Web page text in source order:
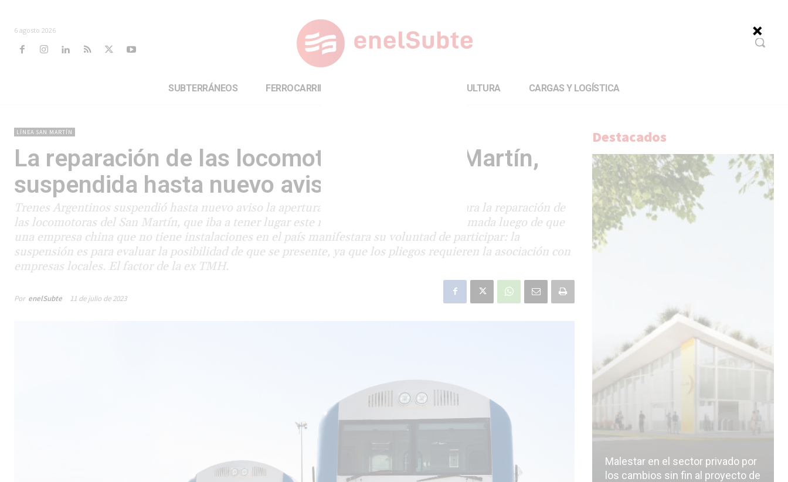
6 agosto 2026
SUBTERRÁNEOS FERROCARRILES CULTURA CARGAS Y LOGÍSTICA
LÍNEA SAN MARTÍN
La reparación de las locomotoras del San Martín,
suspendida hasta nuevo aviso
Trenes Argentinos suspendió hasta nuevo aviso la apertura de sobres de la licitación para la reparación de
las locomotoras del San Martín, que iba a tener lugar este miércoles. La decisión fue tomada luego de que
una empresa china que no tiene instalaciones en el país manifestara su voluntad de participar: la
suspensión es para evaluar la posibilidad de que se presente, ya que los pliegos requieren la asociación con
empresas locales. El factor de la ex TMH.
Por enelSubte 11 de julio de 2023
Destacados
Malestar en el sector privado por
los cambios sin fin al proyecto de